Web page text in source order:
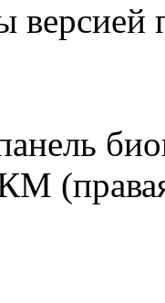
версией